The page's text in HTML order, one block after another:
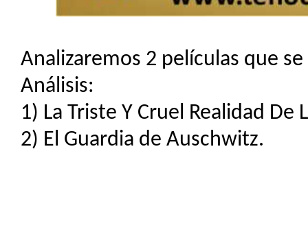
Analizaremos 2 películas que
Análisis:
1) La Triste Y Cruel Realidad De
2) El Guardia de Auschwitz.